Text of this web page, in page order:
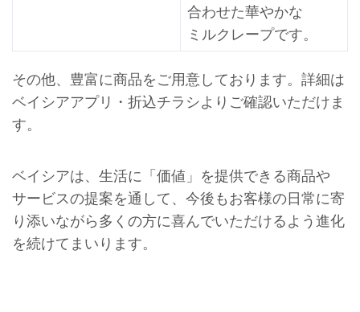
合わせた華やかな
ミルクレープです。
その他、豊富に商品をご用意しております。詳細は
ベイシアアプリ・折込チラシよりご確認いただけま
す。
ベイシアは、生活に「価値」を提供できる商品や
サービスの提案を通して、今後もお客様の日常に寄
り添いながら多くの方に喜んでいただけるよう進化
を続けてまいります。